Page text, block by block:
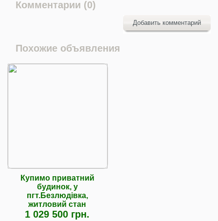
Комментарии (0)
Добавить комментарий
Похожие объявления
Купимо приватний
будинок, у
пгт.Безлюдівка,
житловий стан
1 029 500 грн.